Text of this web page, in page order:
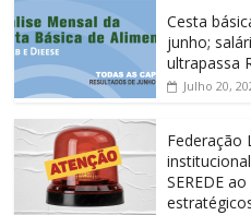
Cesta
junho;
ultrapassa
Julho 20,
Federação
SEREDE